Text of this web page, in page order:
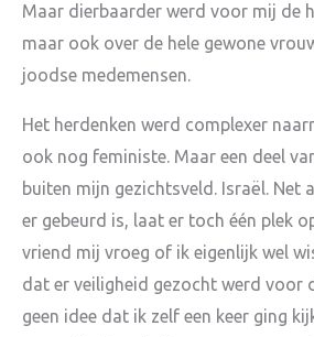
Maar dierbaarder werd voor mij de
maar ook over de hele gewone
joodse medemensen.
Het herdenken werd complexer
ook nog feministe. Maar een deel
buiten mijn gezichtsveld. Israël. Net
er gebeurd is, laat er toch één plek
vriend mij vroeg of ik eigenlijk wel
dat er veiligheid gezocht werd voor
geen idee dat ik zelf een keer ging